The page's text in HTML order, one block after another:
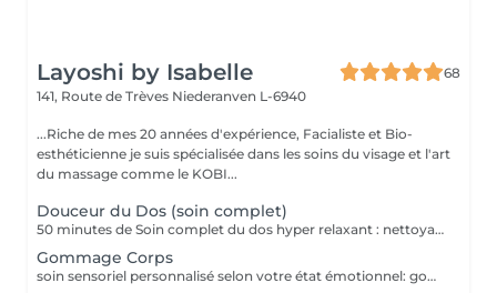
Layoshi by Isabelle
68
141, Route de Trèves Niederanven L-6940
...Riche de mes 20 années d'expérience, Facialiste et Bio-
esthéticienne je suis spécialisée dans les soins du visage et l'art
du massage comme le KOBI...
Douceur du Dos (soin complet)
50 minutes de Soin complet du dos hyper relaxant : nettoyage profond + gommage + massage + enveloppement + crème hydratante. Détente garantie
Gommage Corps
soin sensoriel personnalisé selon votre état émotionnel: gommage complet du corps au sel rose de l'Himalaya pour une peau douce et satinée + douche